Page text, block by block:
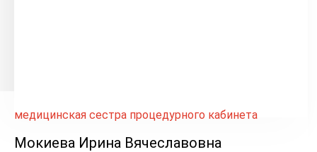
медицинская сестра процедурного кабинета
Мокиева Ирина Вячеславовна